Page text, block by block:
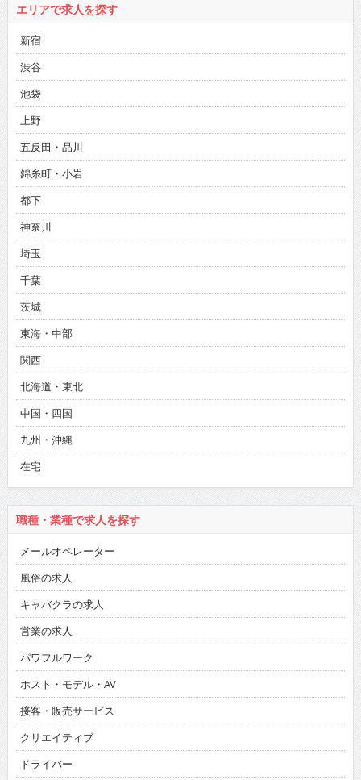
エリアで求人を探す
新宿
渋谷
池袋
上野
五反田・品川
錦糸町・小岩
都下
神奈川
埼玉
千葉
茨城
東海・中部
関西
北海道・東北
中国・四国
九州・沖縄
在宅
職種・業種で求人を探す
メールオペレーター
風俗の求人
キャバクラの求人
営業の求人
パワフルワーク
ホスト・モデル・AV
接客・販売サービス
クリエイティブ
ドライバー